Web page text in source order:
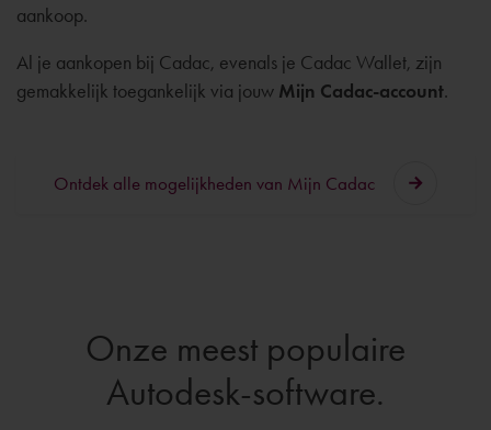
aankoop.
Al je aankopen bij Cadac, evenals je Cadac Wallet, zijn
gemakkelijk toegankelijk via jouw Mijn Cadac-account.
Ontdek alle mogelijkheden van Mijn Cadac
Onze meest populaire
Autodesk-software.